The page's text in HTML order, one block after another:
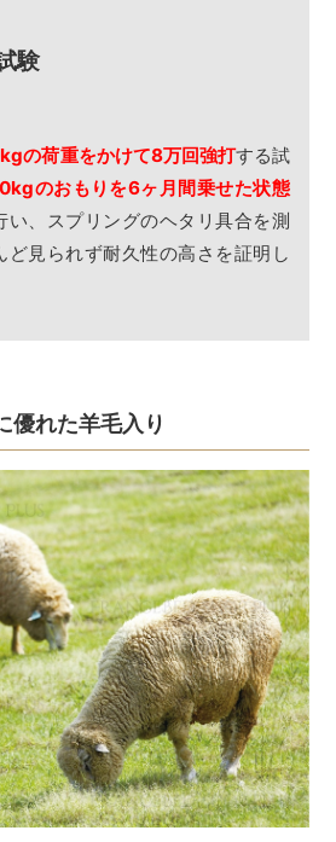
験
の荷重をかけて8万回強打する試
のおもりを6ヶ月間乗せた状態
い、スプリングのヘタリ具合を測
ど見られず耐久性の高さを証明し
優れた羊毛入り